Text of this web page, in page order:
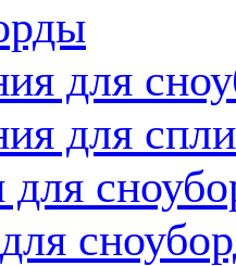
для
для
для